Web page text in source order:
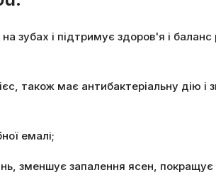
зубах і підтримує здоров'я і баланс
також має антибактеріальну дію і
емалі;
зменшує запалення ясен, покращує